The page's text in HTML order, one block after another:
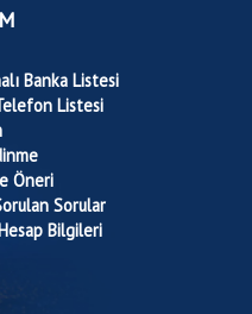
Banka Listesi
Listesi
Öneri
Sorular
Bilgileri